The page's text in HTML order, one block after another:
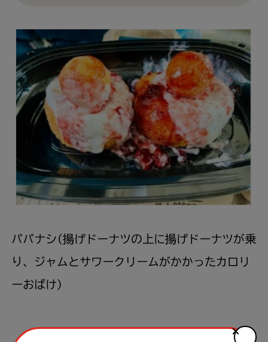
パパナシ(揚げドーナツの 上 に揚げドーナツが乗
り、ジャムとサワークリームがかかったカロリ
ーおばけ)